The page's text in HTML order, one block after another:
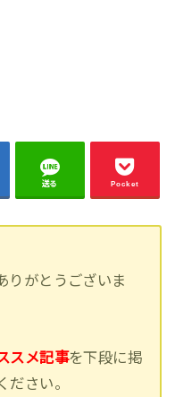
送る Pocket
りがとうございま
スメ記事を下段に掲
ださい。